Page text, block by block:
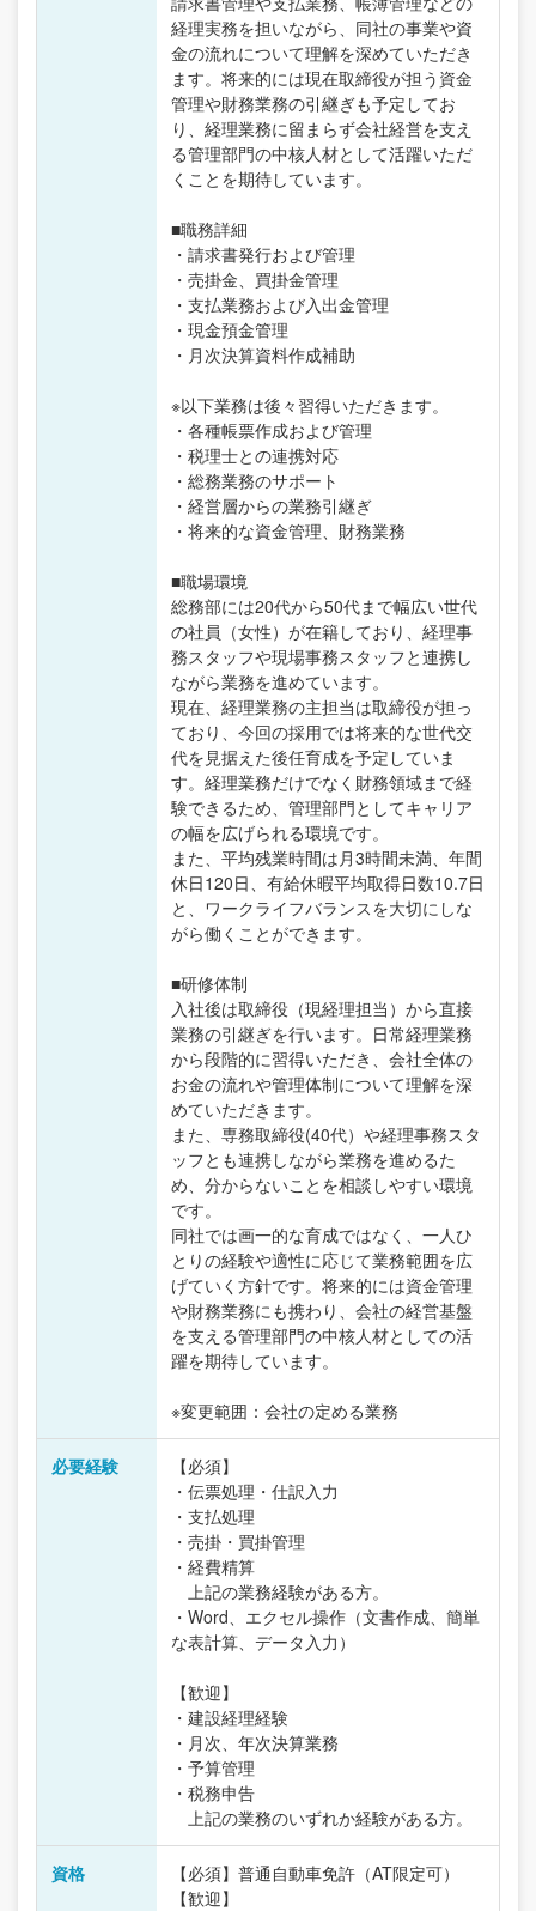
経理実務を担いながら、同社の事業や資
金の流れについて理解を深めていただき
ます。将来的には現在取締役が担う資金
管理や財務業務の引継ぎも予定してお
り、経理業務に留まらず会社経営を支え
る管理部門の中核人材として活躍いただ
くことを期待しています。
■職務詳細
・請求書発行および管理
・売掛金、買掛金管理
・支払業務および入出金管理
・現金預金管理
・月次決算資料作成補助
※以下業務は後々習得いただきます。
・各種帳票作成および管理
・税理士との連携対応
・総務業務のサポート
・経営層からの業務引継ぎ
・将来的な資金管理、財務業務
■職場環境
総務部には20代から50代まで幅広い世代
の社員（女性）が在籍しており、経理事
務スタッフや現場事務スタッフと連携し
ながら業務を進めています。
現在、経理業務の主担当は取締役が担っ
ており、今回の採用では将来的な世代交
代を見据えた後任育成を予定していま
す。経理業務だけでなく財務領域まで経
験できるため、管理部門としてキャリア
の幅を広げられる環境です。
また、平均残業時間は月3時間未満、年間
休日120日、有給休暇平均取得日数10.7日
と、ワークライフバランスを大切にしな
がら働くことができます。
■研修体制
入社後は取締役（現経理担当）から直接
業務の引継ぎを行います。日常経理業務
から段階的に習得いただき、会社全体の
お金の流れや管理体制について理解を深
めていただきます。
また、専務取締役(40代）や経理事務スタ
ッフとも連携しながら業務を進めるた
め、分からないことを相談しやすい環境
です。
同社では画一的な育成ではなく、一人ひ
とりの経験や適性に応じて業務範囲を広
げていく方針です。将来的には資金管理
や財務業務にも携わり、会社の経営基盤
を支える管理部門の中核人材としての活
躍を期待しています。
※変更範囲：会社の定める業務
必要経験
【必須】
・伝票処理・仕訳入力
・支払処理
・売掛・買掛管理
・経費精算
上記の業務経験がある方。
・Word、エクセル操作（文書作成、簡単
な表計算、データ入力）
【歓迎】
・建設経理経験
・月次、年次決算業務
・予算管理
・税務申告
上記の業務のいずれか経験がある方。
資格
【必須】普通自動車免許（AT限定可）
【歓迎】